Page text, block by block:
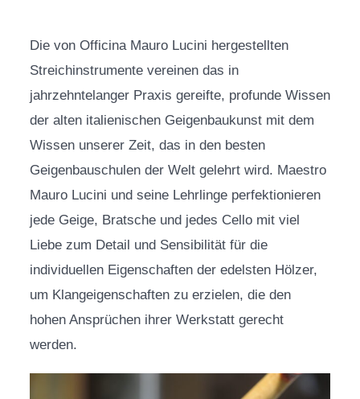
Die von Officina Mauro Lucini hergestellten
Streichinstrumente vereinen das in
jahrzehntelanger Praxis gereifte, profunde Wissen
der alten italienischen Geigenbaukunst mit dem
Wissen unserer Zeit, das in den besten
Geigenbauschulen der Welt gelehrt wird. Maestro
Mauro Lucini und seine Lehrlinge perfektionieren
jede Geige, Bratsche und jedes Cello mit viel
Liebe zum Detail und Sensibilität für die
individuellen Eigenschaften der edelsten Hölzer,
um Klangeigenschaften zu erzielen, die den
hohen Ansprüchen ihrer Werkstatt gerecht
werden.